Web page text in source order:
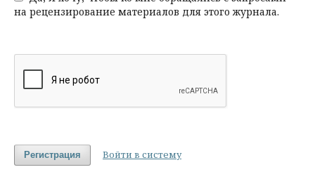
на рецензирование материалов для этого журнала.
Регистрация Войти в систему